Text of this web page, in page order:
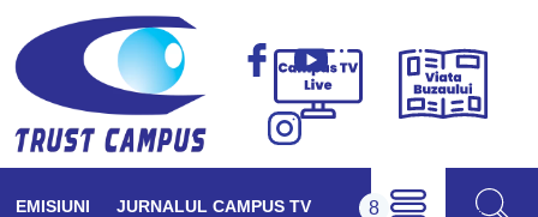
Campus
Viața
EMISIUNI JURNALUL CAMPUS TV